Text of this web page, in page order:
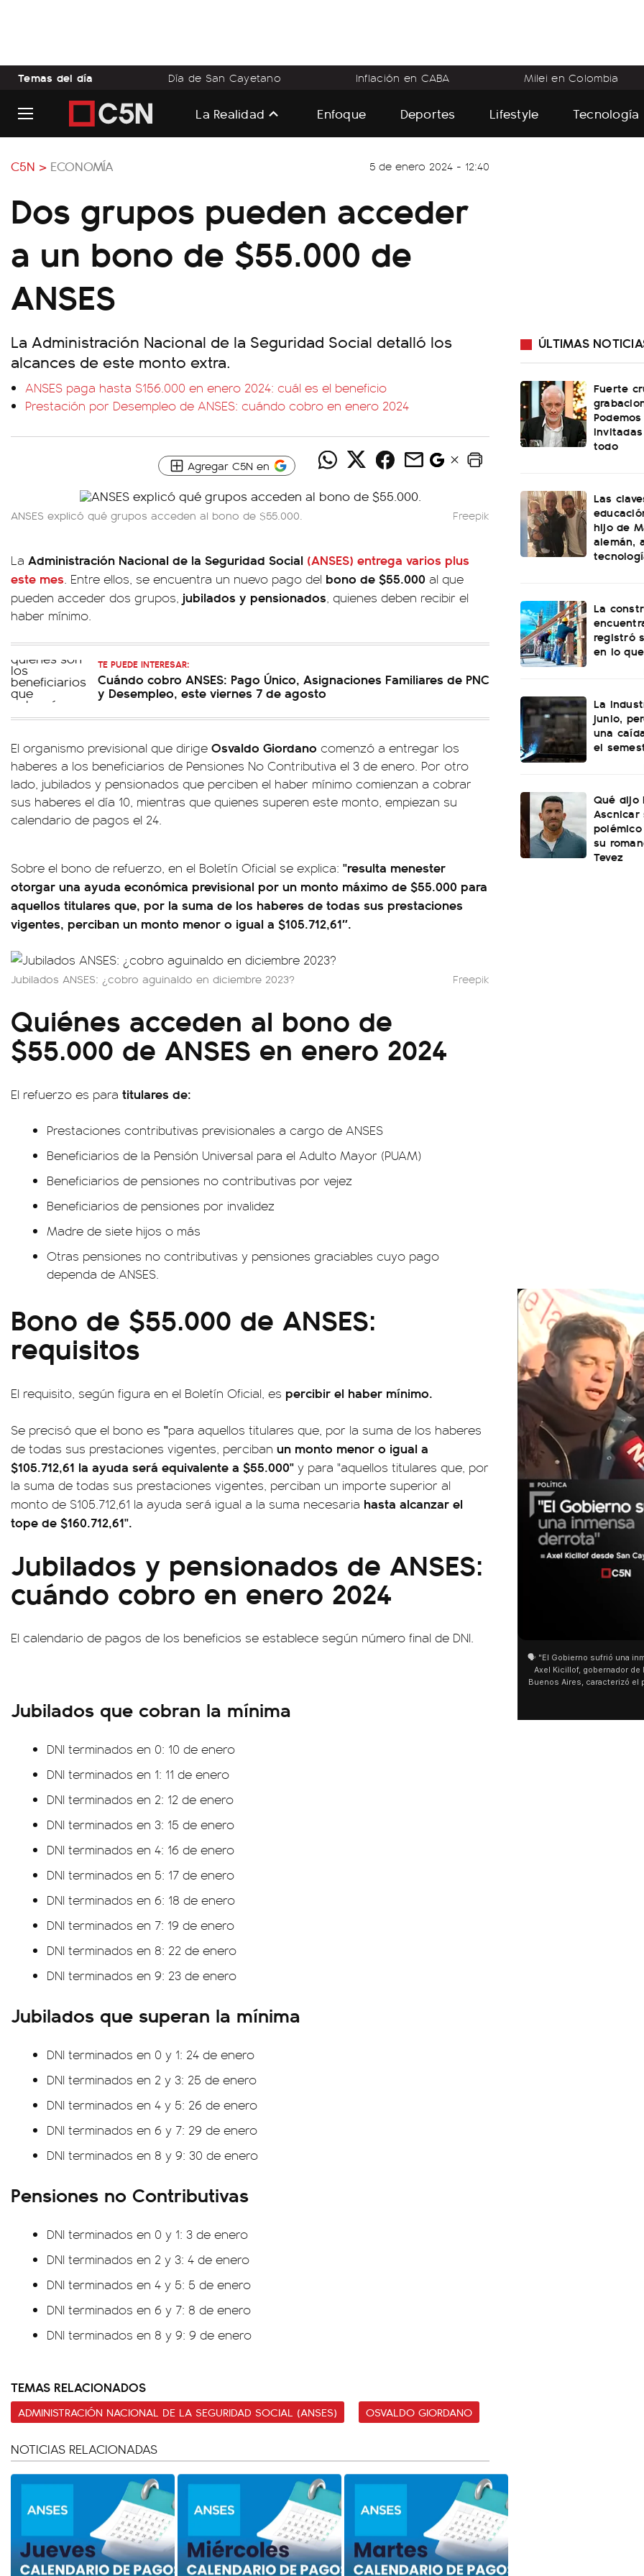
Temas del día Día de San Cayetano Inflación en CABA Milei en Colombia
La Realidad Enfoque Deportes Lifestyle Tecnología
C5N > ECONOMÍA 5 de enero 2024 - 12:40
Dos grupos pueden acceder
a un bono de $55.000 de
ANSES
La Administración Nacional de la Seguridad Social detalló los
alcances de este monto extra.
ANSES paga hasta $156.000 en enero 2024: cuál es el beneficio
Prestación por Desempleo de ANSES: cuándo cobro en enero 2024
Agregar C5N en
ANSES explicó qué grupos acceden al bono de $55.000. Freepik
La Administración Nacional de la Seguridad Social (ANSES) entrega varios plus
este mes. Entre ellos, se encuentra un nuevo pago del bono de $55.000 al que
pueden acceder dos grupos, jubilados y pensionados, quienes deben recibir el
haber mínimo.
TE PUEDE INTERESAR:
Cuándo cobro ANSES: Pago Único, Asignaciones Familiares de PNC
y Desempleo, este viernes 7 de agosto
El organismo previsional que dirige Osvaldo Giordano comenzó a entregar los
haberes a los beneficiarios de Pensiones No Contributiva el 3 de enero. Por otro
lado, jubilados y pensionados que perciben el haber mínimo comienzan a cobrar
sus haberes el día 10, mientras que quienes superen este monto, empiezan su
calendario de pagos el 24.
Sobre el bono de refuerzo, en el Boletín Oficial se explica: "resulta menester
otorgar una ayuda económica previsional por un monto máximo de $55.000 para
aquellos titulares que, por la suma de los haberes de todas sus prestaciones
vigentes, perciban un monto menor o igual a $105.712,61″.
Jubilados ANSES: ¿cobro aguinaldo en diciembre 2023? Freepik
Quiénes acceden al bono de
$55.000 de ANSES en enero 2024
El refuerzo es para titulares de:
Prestaciones contributivas previsionales a cargo de ANSES
Beneficiarios de la Pensión Universal para el Adulto Mayor (PUAM)
Beneficiarios de pensiones no contributivas por vejez
Beneficiarios de pensiones por invalidez
Madre de siete hijos o más
Otras pensiones no contributivas y pensiones graciables cuyo pago
dependa de ANSES.
Bono de $55.000 de ANSES:
requisitos
El requisito, según figura en el Boletín Oficial, es percibir el haber mínimo.
Se precisó que el bono es "para aquellos titulares que, por la suma de los haberes
de todas sus prestaciones vigentes, perciban un monto menor o igual a
$105.712,61 la ayuda será equivalente a $55.000" y para "aquellos titulares que, por
la suma de todas sus prestaciones vigentes, perciban un importe superior al
monto de $105.712,61 la ayuda será igual a la suma necesaria hasta alcanzar el
tope de $160.712,61".
Jubilados y pensionados de ANSES:
cuándo cobro en enero 2024
El calendario de pagos de los beneficios se establece según número final de DNI.
Jubilados que cobran la mínima
DNI terminados en 0: 10 de enero
DNI terminados en 1: 11 de enero
DNI terminados en 2: 12 de enero
DNI terminados en 3: 15 de enero
DNI terminados en 4: 16 de enero
DNI terminados en 5: 17 de enero
DNI terminados en 6: 18 de enero
DNI terminados en 7: 19 de enero
DNI terminados en 8: 22 de enero
DNI terminados en 9: 23 de enero
Jubilados que superan la mínima
DNI terminados en 0 y 1: 24 de enero
DNI terminados en 2 y 3: 25 de enero
DNI terminados en 4 y 5: 26 de enero
DNI terminados en 6 y 7: 29 de enero
DNI terminados en 8 y 9: 30 de enero
Pensiones no Contributivas
DNI terminados en 0 y 1: 3 de enero
DNI terminados en 2 y 3: 4 de enero
DNI terminados en 4 y 5: 5 de enero
DNI terminados en 6 y 7: 8 de enero
DNI terminados en 8 y 9: 9 de enero
TEMAS RELACIONADOS
ADMINISTRACIÓN NACIONAL DE LA SEGURIDAD SOCIAL (ANSES) OSVALDO GIORDANO
NOTICIAS RELACIONADAS
ÚLTIMAS
Fuerte
todo
Las
hijo de
alemán,
La
registró
en lo
La
junio,
una
el
Qué dijo
Ascnicar
su
Tevez
🗣️ "El Gobierno sufrió una inmensa derrota" 🎙️
Buenos Aires, caracterizó el proyecto de Ley
y destacó "la movilización popular". 📌 La
San Cayetano: Jorge
miles de peregrinos
de Buenos Aires
agua y soportó las
últimos días: "Son